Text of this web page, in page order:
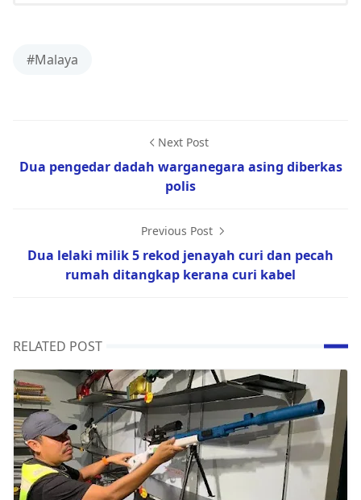
#Malaya
Next Post
Dua pengedar dadah warganegara asing diberkas
polis
Previous Post
Dua lelaki milik 5 rekod jenayah curi dan pecah
rumah ditangkap kerana curi kabel
RELATED POST